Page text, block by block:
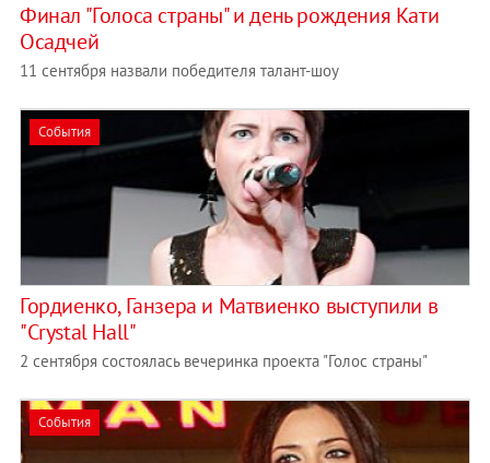
Финал "Голоса страны" и день рождения Кати
Осадчей
11 сентября назвали победителя талант-шоу
События
Гордиенко, Ганзера и Матвиенко выступили в
"Crystal Hall"
2 сентября состоялась вечеринка проекта "Голос страны"
События